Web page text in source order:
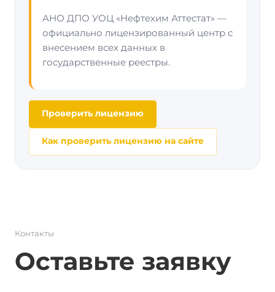
АНО ДПО УОЦ «Нефтехим Аттестат» —
официально лицензированный центр с
внесением всех данных в
государственные реестры.
Проверить лицензию
Как проверить лицензию на сайте
Контакты
Оставьте заявку